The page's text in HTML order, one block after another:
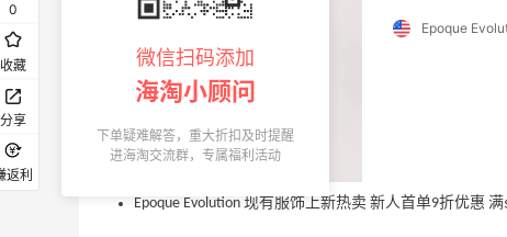
Epoque
Epoque Evolution 现有服饰上新热卖 新人首单9折优惠 满
0
收藏
分享
返利
微信扫码添加
海淘小顾问
下单疑难解答，重大折扣及时提醒
进海淘交流群，专属福利活动